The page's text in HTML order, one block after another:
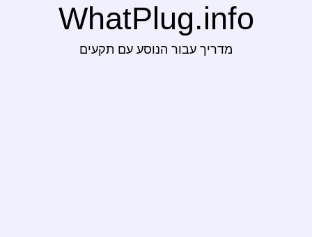
WhatPlug.info
מדריך עבור הנוסע עם תקעים